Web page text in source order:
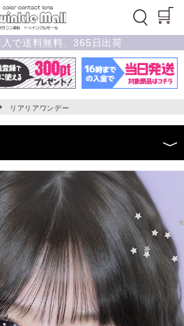
で送料無料、365日出荷
リアリアワンデー